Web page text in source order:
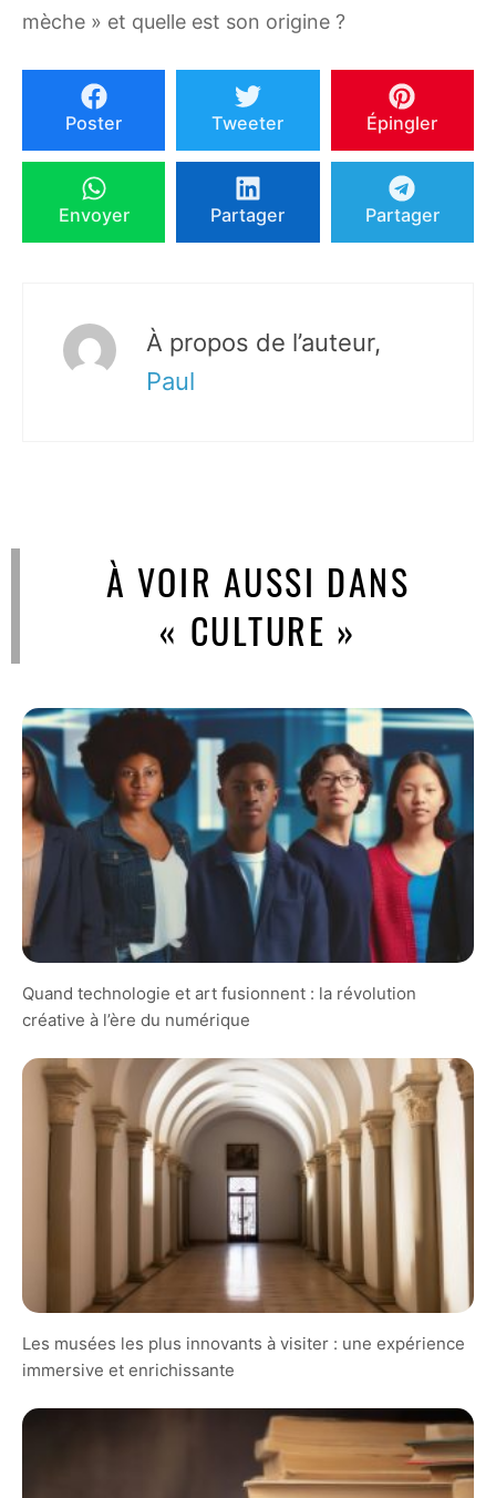
mèche » et quelle est son origine ?
Poster Tweeter Épingler
Envoyer Partager Partager
À propos de l’auteur,
Paul
À VOIR AUSSI DANS
« CULTURE »
Quand technologie et art fusionnent : la révolution
créative à l’ère du numérique
Les musées les plus innovants à visiter : une expérience
immersive et enrichissante